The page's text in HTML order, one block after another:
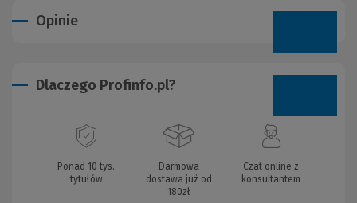
Opinie
Dlaczego Profinfo.pl?
Ponad 10 tys.
tytułów
Darmowa
dostawa już od
180zł
Czat online z
konsultantem